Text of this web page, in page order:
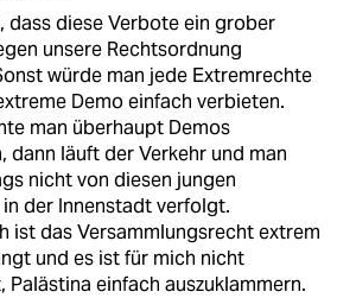
dass diese Verbote ein grober
unsere Rechtsordnung
würde man jede Extremrechte
Demo einfach verbieten.
man überhaupt Demos
dann läuft der Verkehr und man
nicht von diesen jungen
in der Innenstadt verfolgt.
ist das Versammlungsrecht extrem
und es ist für mich nicht
Palästina einfach auszuklammern.